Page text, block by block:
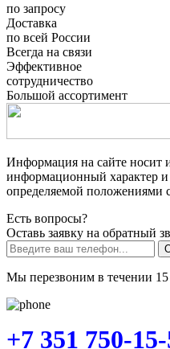
по запросу
Доставка
по всей России
Всегда на связи
Эффективное
сотрудничество
Большой ассортимент
Информация на сайте носит
информационный характер и
определяемой положениями
Есть вопросы?
Оставь заявку на обратный
Мы перезвоним в течении
+7 351 750-